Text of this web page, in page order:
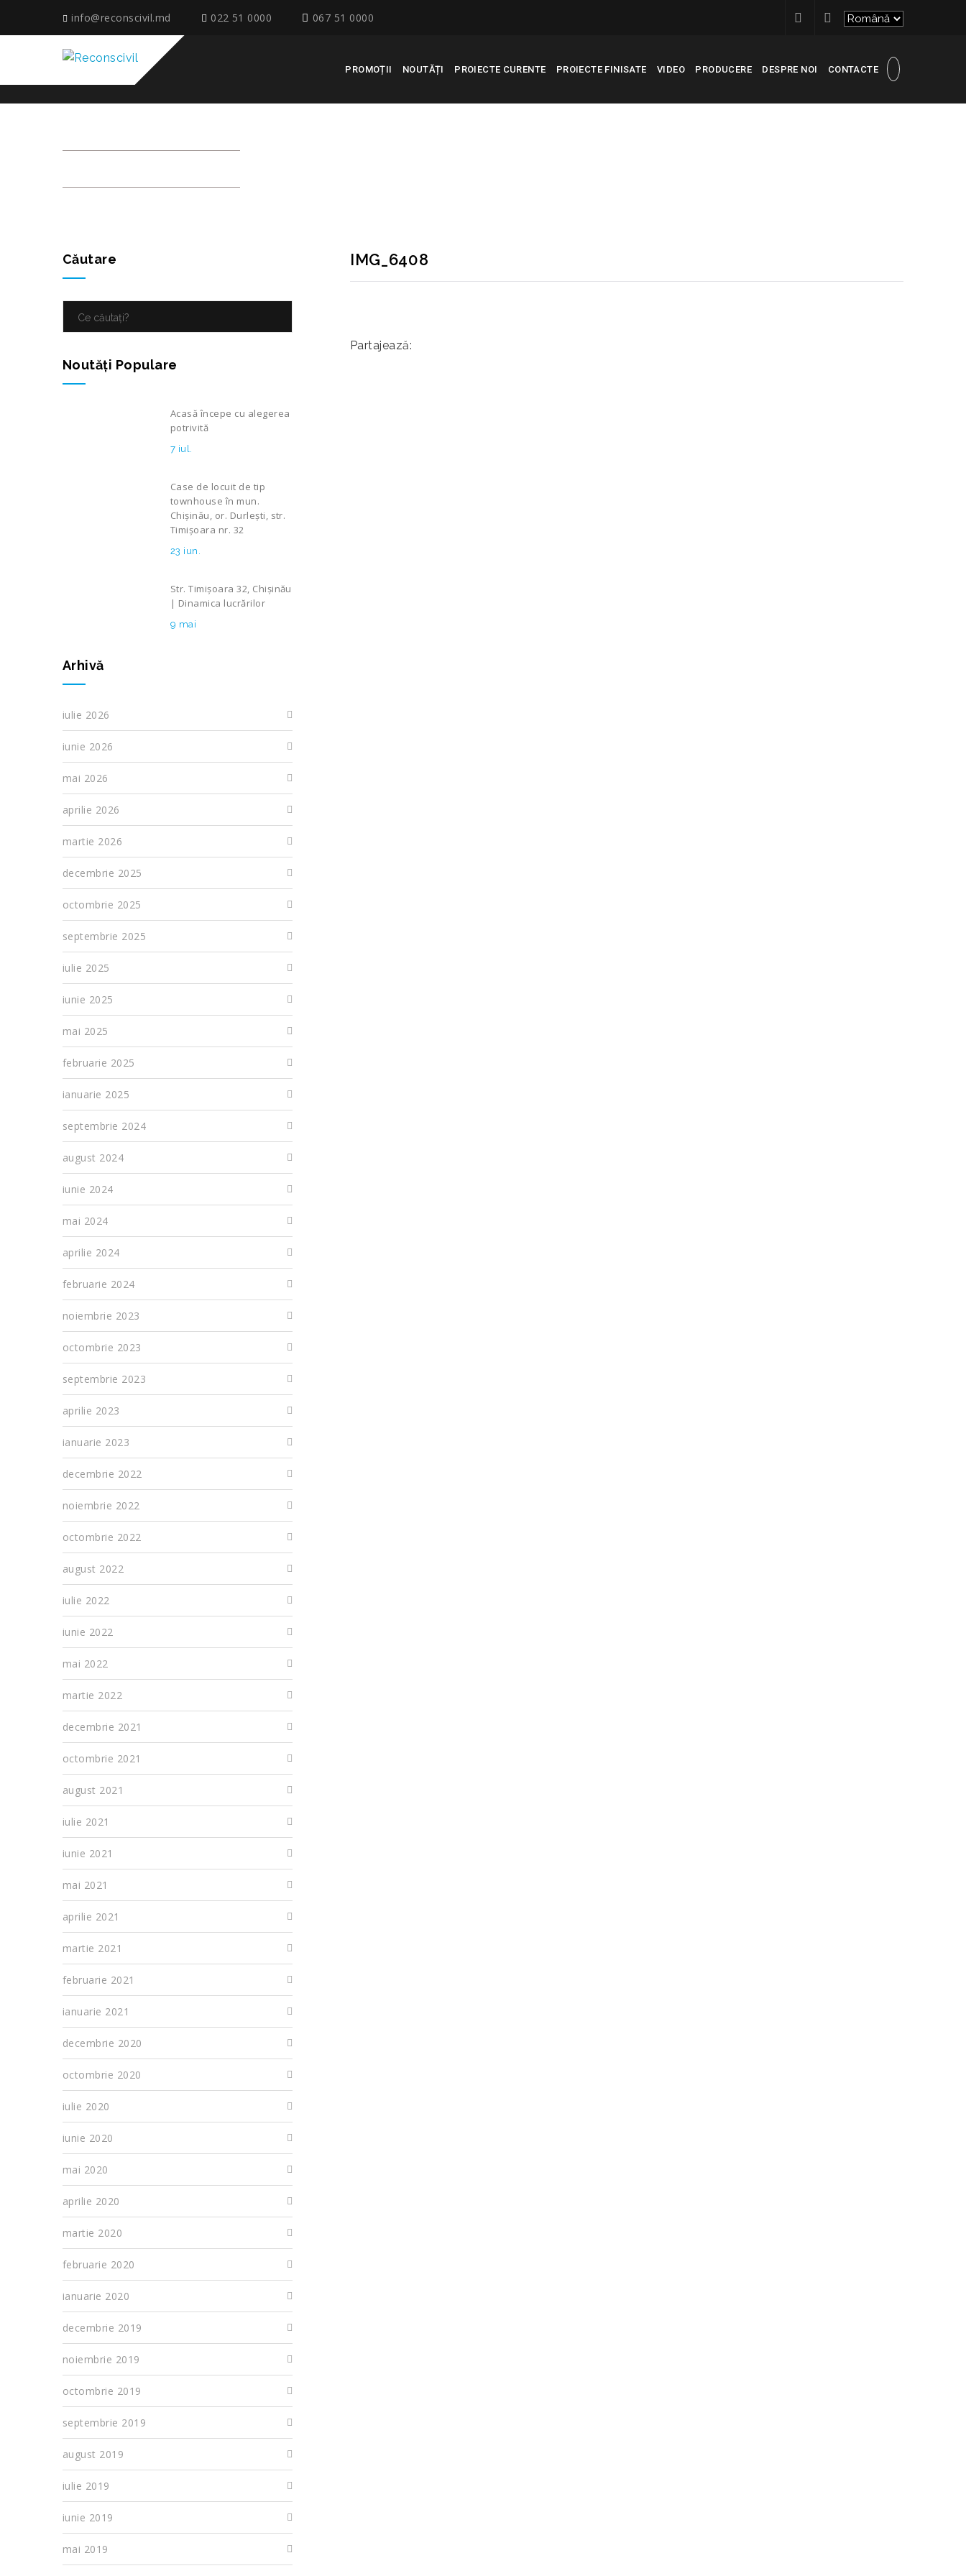
info@reconscivil.md 022 51 0000 067 51 0000
PROMOȚII NOUTĂȚI PROIECTE CURENTE PROIECTE FINISATE VIDEO PRODUCERE DESPRE NOI CONTACTE
Căutare
Noutăţi Populare
Acasă începe cu alegerea
potrivită
7 iul.
Case de locuit de tip
townhouse în mun.
Chișinău, or. Durlești, str.
Timișoara nr. 32
23 iun.
Str. Timișoara 32, Chișinău
| Dinamica lucrărilor
9 mai
Arhivă
iulie 2026
iunie 2026
mai 2026
aprilie 2026
martie 2026
decembrie 2025
octombrie 2025
septembrie 2025
iulie 2025
iunie 2025
mai 2025
februarie 2025
ianuarie 2025
septembrie 2024
august 2024
iunie 2024
mai 2024
aprilie 2024
februarie 2024
noiembrie 2023
octombrie 2023
septembrie 2023
aprilie 2023
ianuarie 2023
decembrie 2022
noiembrie 2022
octombrie 2022
august 2022
iulie 2022
iunie 2022
mai 2022
martie 2022
decembrie 2021
octombrie 2021
august 2021
iulie 2021
iunie 2021
mai 2021
aprilie 2021
martie 2021
februarie 2021
ianuarie 2021
decembrie 2020
octombrie 2020
iulie 2020
iunie 2020
mai 2020
aprilie 2020
martie 2020
februarie 2020
ianuarie 2020
decembrie 2019
noiembrie 2019
octombrie 2019
septembrie 2019
august 2019
iulie 2019
iunie 2019
mai 2019
IMG_6408
Partajează: